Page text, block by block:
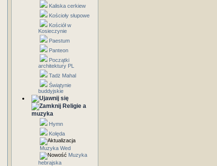
Kaliska cerkiew
Kościoły słupowe
Kościół w
Kosieczynie
Paestum
Panteon
Początki
architektury PL
Tadż Mahal
Świątynie
buddyjskie
Religie a
muzyka
Hymn
Kolęda
Muzyka Wed
Muzyka
hebrajska